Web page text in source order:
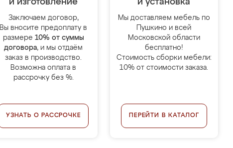
и изготовление
Заключаем договор,
Вы вносите предоплату в
размере 10% от суммы
договора, и мы отдаём
заказ в производство.
Возможна оплата в
рассрочку без %.
УЗНАТЬ О РАССРОЧКЕ
и установка
Мы доставляем мебель по
Пушкино и всей
Московской области
бесплатно!
Стоимость сборки мебели:
10% от стоимости заказа.
ПЕРЕЙТИ В КАТАЛОГ